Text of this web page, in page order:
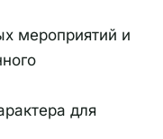
мероприятий и
для